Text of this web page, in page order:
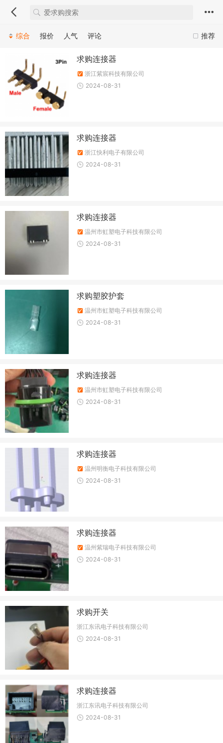
推荐
综合 报价 人气 评论
求购连接器
浙江紫宸科技有限公司
2024-08-31
求购连接器
浙江快利电子有限公司
2024-08-31
求购连接器
温州市虹塑电子科技有限公司
2024-08-31
求购塑胶护套
温州市虹塑电子科技有限公司
2024-08-31
求购连接器
温州市虹塑电子科技有限公司
2024-08-31
求购连接器
温州明衡电子科技有限公司
2024-08-31
求购连接器
温州紫瑞电子科技有限公司
2024-08-31
求购开关
浙江东讯电子科技有限公司
2024-08-31
求购连接器
浙江东讯电子科技有限公司
2024-08-31